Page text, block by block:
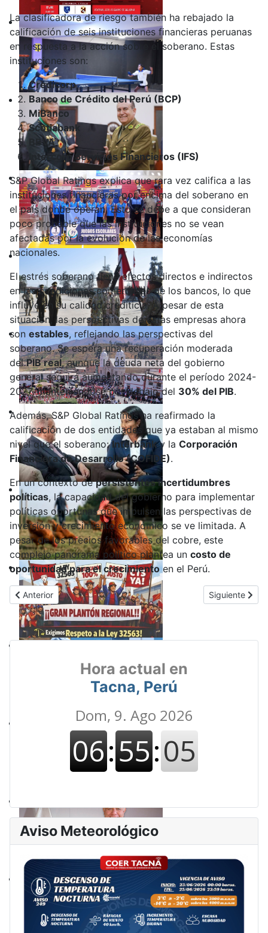
La clasificadora de riesgo también ha rebajado la
calificación de seis instituciones financieras peruanas
en respuesta a la acción sobre el soberano. Estas
instituciones son:
Credicorp
Banco de Crédito del Perú (BCP)
MiBanco
Scotiabank
BBVA
Intercorp Servicios Financieros (IFS)
S&P Global Ratings explica que rara vez califica a las
instituciones financieras por encima del soberano en
el país donde operan. Esto se debe a que consideran
poco probable que las instituciones no se vean
afectadas por la evolución de las economías
nacionales.
El estrés soberano tiene efectos directos e indirectos
en las condiciones comerciales de los bancos, lo que
influye en su calidad crediticia. A pesar de esta
situación, las perspectivas de estas empresas ahora
son estables, reflejando las perspectivas del
soberano. Se espera una recuperación moderada
delPIB real, aunque la deuda neta del gobierno
general seguirá aumentando durante el período 2024-
2027, manteniéndose por debajo del 30% del PIB.
Además, S&P Global Ratings ha reafirmado la
calificación de dos entidades que ya estaban al mismo
nivel que el soberano:Interbanky la Corporación
Financiera de Desarrollo (COFIDE).
En un contexto depersistentes incertidumbres
políticas, la capacidad del gobierno para implementar
políticas oportunas que impulsen las perspectivas de
inversión y crecimiento económico se ve limitada. A
pesar de los precios favorables del cobre, este
complejo panorama político plantea un costo de
oportunidad para el crecimientoen el Perú.
Artículo anterior: ¡Se acabó la fiesta! Comisión de Ética
Anterior Artículo
Siguiente
Hora actual en
Tacna, Perú
Aviso Meteorológico